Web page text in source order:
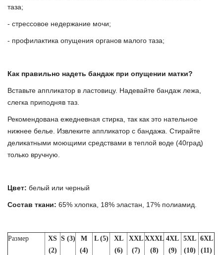
таза;
- стрессовое недержание мочи;
- профилактика опущения органов малого таза;
Как правильно надеть бандаж при опущении матки?
Вставьте аппликатор в ластовицу. Надевайте бандаж лежа,
слегка приподняв таз.
Рекомендована ежедневная стирка, так как это нательное
нижнее белье. Извлеките аппликатор с бандажа. Стирайте
деликатными моющими средствами в теплой воде (40град)
только вручную.
Цвет: белый или черный
Состав ткани: 65% хлопка, 18% эластан, 17% полиамид.
Размер
XS
(2)
S (3)
M
(4)
L (5)
XL
(6)
XXL
(7)
XXXL
(8)
4XL
(9)
5XL
(10)
6XL
(11)